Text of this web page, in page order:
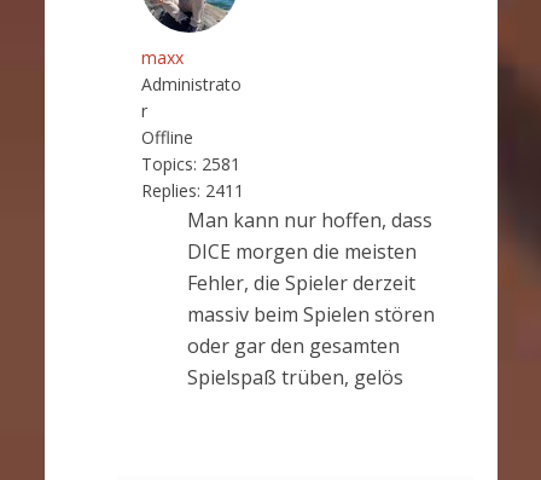
maxx
Administrato
r
Offline
Topics: 2581
Replies: 2411
Man kann nur hoffen, dass
DICE morgen die meisten
Fehler, die Spieler derzeit
massiv beim Spielen stören
oder gar den gesamten
Spielspaß trüben, gelös